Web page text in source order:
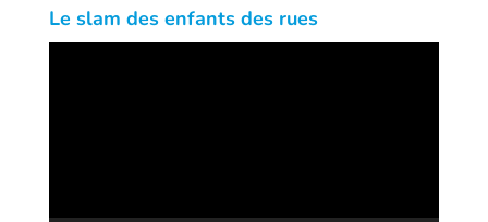
Le slam des enfants des rues